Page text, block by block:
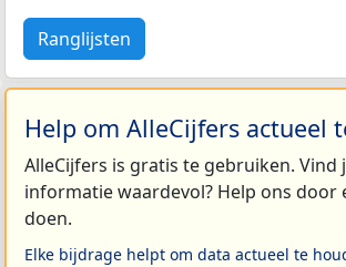
Ranglijsten
Help om AlleCijfers actueel
AlleCijfers is gratis te gebruiken. Vind
informatie waardevol? Help ons door
doen.
Elke bijdrage helpt om data actueel te